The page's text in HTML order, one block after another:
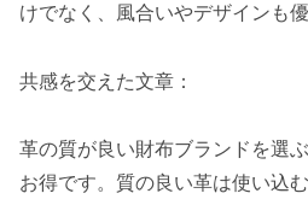
けでなく、風合いやデザインも優
共感を交えた文章：
革の質が良い財布ブランドを選
お得です。質の良い革は使い込